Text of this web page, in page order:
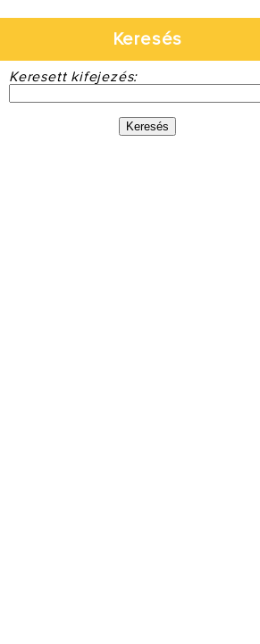
Keresés
Keresett kifejezés: